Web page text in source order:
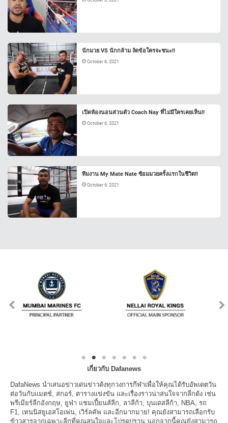
นักมวย VS นักกล้าม งัดข้อใครจะชนะ!!
October 6, 2021
เปิดห้องนอนส่วนตัว Coach Nay ที่ไม่มีใครเคยเห็น!!
October 6, 2021
ทีมงาน My Mate Nate ซ้อมมวยครั้งแรกในชีวิต!!
October 6, 2021
เกี่ยวกับ Dafanews
DafaNews นำเสนอข่าวเด่นข่าวดังทุกวงการกีฬาเพื่อให้คุณได้รับอัพเดตวัน
ต่อวันกับแมตช์, สกอร์, ตารางแข่งขัน และเรื่องราวน่าสนใจจากลีกดัง เช่น
พรีเมียร์ลีกอังกฤษ, ยูฟ่า แชมเปี้ยนส์ลีก, ลาลีก้า, บุนเดสลีก้า, NBA, รถ
F1, เทนนิสยูเอสโอเพ่น, เวิร์ลคัพ และอีกมากมาย! คุณยังสามารถเลือกรับ
ข้าวสารจากเฉพาะลีกที่คุณสนใจและโปรดปราน นอกจากนี้คุณยังสามารถ